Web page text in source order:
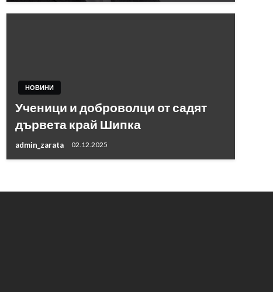
НОВИНИ
Ученици и доброволци от садят
дървета край Шипка
admin_zarata 02.12.2025